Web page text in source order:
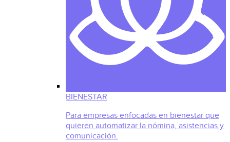
BIENESTAR
Para empresas enfocadas en bienestar que
quieren automatizar la nómina, asistencias y
comunicación.